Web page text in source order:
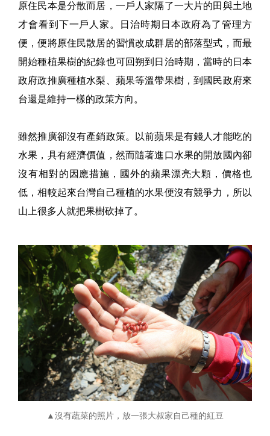
原住民本是分散而居，一戶人家隔了一大片的田與土地
才會看到下一戶人家。日治時期日本政府為了管理方
便，便將原住民散居的習慣改成群居的部落型式，而最
開始種植果樹的紀錄也可回朔到日治時期，當時的日本
政府政推廣種植水梨、蘋果等溫帶果樹，到國民政府來
台還是維持一樣的政策方向。
雖然推廣卻沒有產銷政策。以前蘋果是有錢人才能吃的
水果，具有經濟價值，然而隨著進口水果的開放國內卻
沒有相對的因應措施，國外的蘋果漂亮大顆，價格也
低，相較起來台灣自己種植的水果便沒有競爭力，所以
山上很多人就把果樹砍掉了。
▲沒有蔬菜的照片，放一張大叔家自己種的紅豆